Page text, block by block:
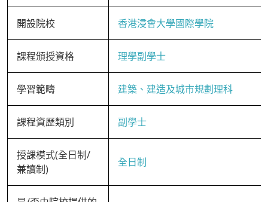
開設院校 香港浸會大學國際學院
課程頒授資格 理學副學士
學習範疇 建築、建造及城市規劃理科
課程資歷類別 副學士
授課模式(全日制/
兼讀制)
全日制